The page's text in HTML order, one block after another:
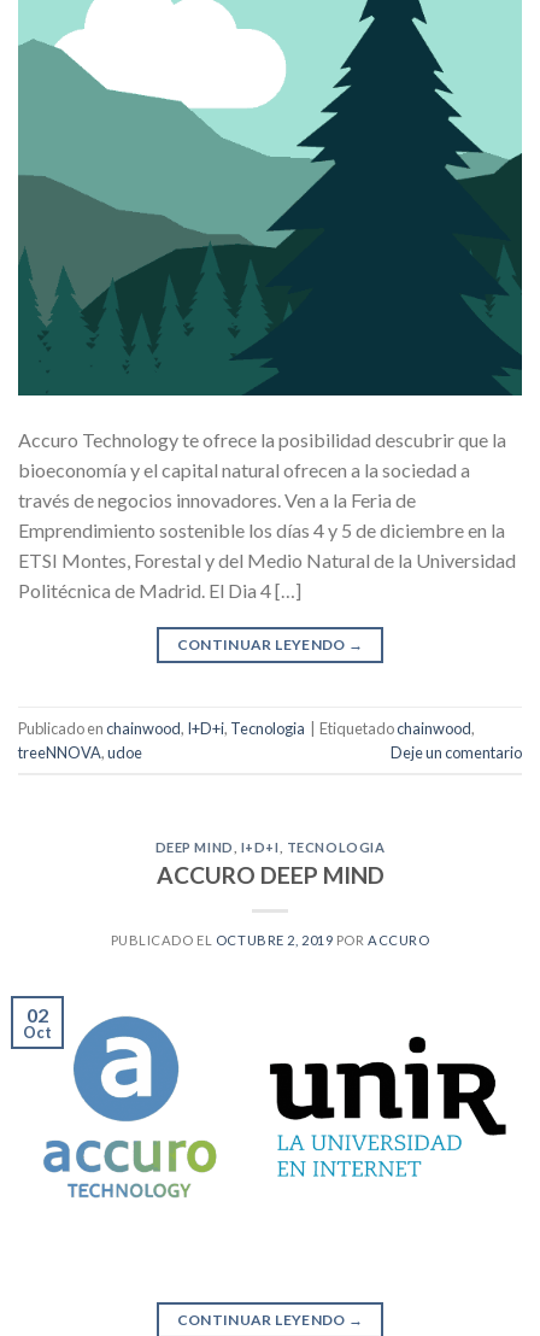
Accuro Technology te ofrece la posibilidad descubrir que la
bioeconomía y el capital natural ofrecen a la sociedad a
través de negocios innovadores. Ven a la Feria de
Emprendimiento sostenible los días 4 y 5 de diciembre en la
ETSI Montes, Forestal y del Medio Natural de la Universidad
Politécnica de Madrid. El Dia 4 […]
CONTINUAR LEYENDO →
Publicado enchainwood, I+D+i, Tecnologia Etiquetadochainwood,
treeNNOVA,udoe Deje un comentario
DEEP MIND I+D+I TECNOLOGIA
ACCURO DEEP MIND
PUBLICADO EL OCTUBRE 2, 2019 PORACCURO
02
Oct
CONTINUAR LEYENDO →